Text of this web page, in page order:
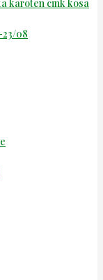
karoten cink kosa
08